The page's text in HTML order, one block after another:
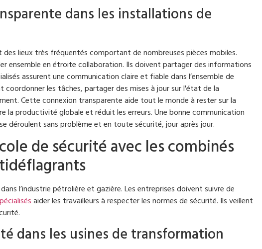
dans les installations de
lieux très fréquentés comportant de nombreuses pièces mobiles.
ensemble en étroite collaboration. Ils doivent partager des informations
assurent une communication claire et fiable dans l’ensemble de
coordonner les tâches, partager des mises à jour sur l'état de la
Cette connexion transparente aide tout le monde à rester sur la
la productivité globale et réduit les erreurs. Une bonne communication
déroulent sans problème et en toute sécurité, jour après jour.
de sécurité avec les combinés
l’industrie pétrolière et gazière. Les entreprises doivent suivre de
aider les travailleurs à respecter les normes de sécurité. Ils veillent
dans les usines de transformation